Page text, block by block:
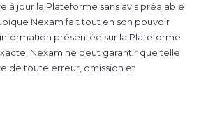
à jour la Plateforme sans avis préalable
Nexam fait tout en son pouvoir
présentée sur la Plateforme
Nexam ne peut garantir que telle
de toute erreur, omission et